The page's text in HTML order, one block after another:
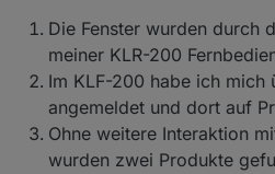
mir an allen Fenstern
Fenster über die
der Fernbedienung
liegen. Ist jetzt
es irgendwo nicht
Refresh Funktion.
Die Fenster wurden durch
meiner KLR-200
Im KLF-200 habe ich mich
angemeldet und dort auf
Ohne weitere Interaktion
wurden zwei Produkte